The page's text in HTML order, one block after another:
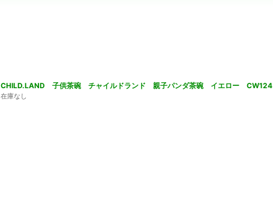
CHILD.LAND 子供茶碗 チャイルドランド 親子パンダ茶碗 イエロー CW124
在庫なし